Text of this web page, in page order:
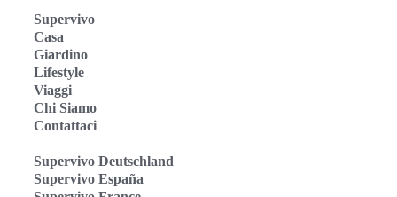
Supervivo
Casa
Giardino
Lifestyle
Viaggi
Chi Siamo
Contattaci
Supervivo Deutschland
Supervivo España